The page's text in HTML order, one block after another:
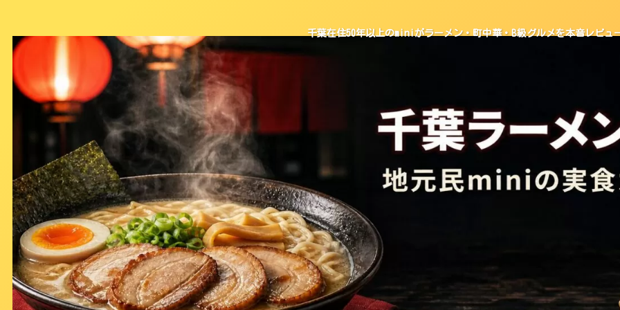
千葉在住50年以上のminiがラーメン・町中華・B級グルメを本音レビュ